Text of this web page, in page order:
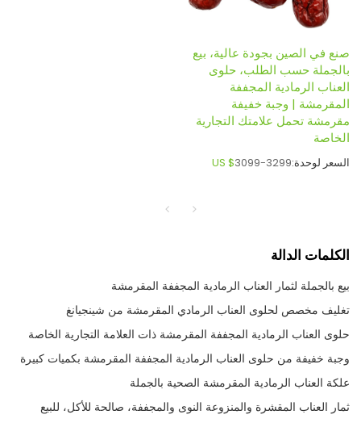
صنع في الصين بجودة عالية، بيع
بالجملة حسب الطلب، حلوى
العناب الرمادية المجففة
المقرمشة | وجبة خفيفة
مقرمشة تحمل علامتك التجارية
الخاصة
السعر لوحدة: US $3099-3299
الكلمات الدالة
بيع بالجملة لثمار العناب الرمادية المجففة المقرمشة
تغليف مخصص لحلوى العناب الرمادي المقرمشة من شينجيانغ
حلوى العناب الرمادية المجففة المقرمشة ذات العلامة التجارية الخاصة
وجبة خفيفة من حلوى العناب الرمادية المجففة المقرمشة بكميات كبيرة
علكة العناب الرمادية المقرمشة الصحية بالجملة
ثمار العناب المقشرة والمنزوعة النوى والمجففة، صالحة للأكل، للبيع